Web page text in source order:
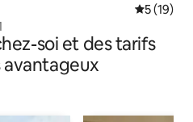
5 (19)
soi et des tarifs
avantageux